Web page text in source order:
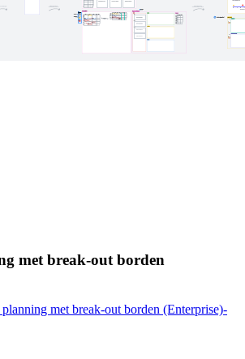
met break-out borden
met break-out borden (Enterprise)-